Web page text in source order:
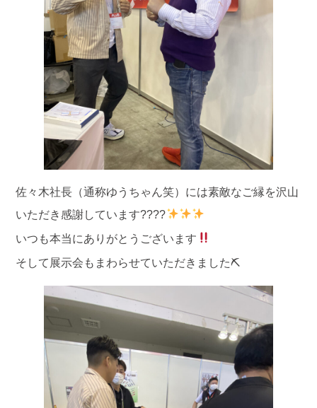
佐々木社長（通称ゆうちゃん笑）には素敵なご縁を沢山
いただき感謝しています????
いつも本当にありがとうございます
そして展示会もまわらせていただきました⛏